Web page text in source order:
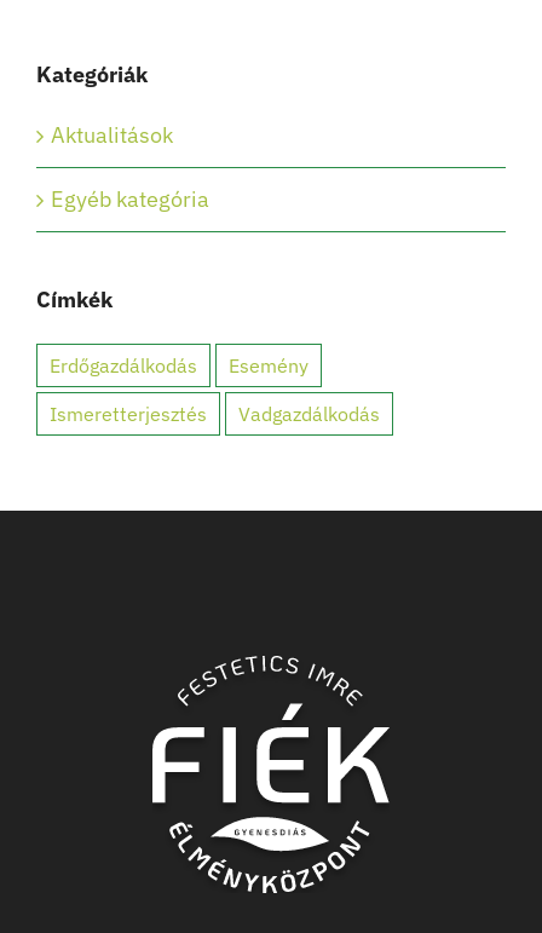
Kategóriák
Aktualitások
Egyéb kategória
Címkék
Erdőgazdálkodás
Esemény
Ismeretterjesztés
Vadgazdálkodás